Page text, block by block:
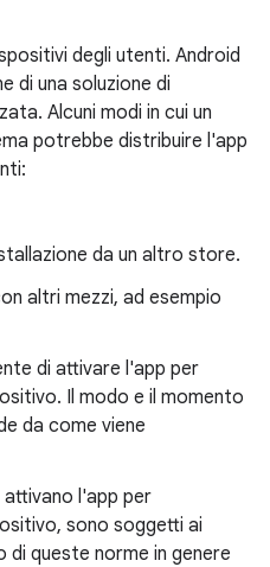
degli utenti. Android
di una soluzione di
Alcuni modi in cui un
potrebbe distribuire l'app
da un altro store.
altri mezzi, ad esempio
di attivare l'app per
Il modo e il momento
da come viene
l'app per
sono soggetti ai
queste norme in genere